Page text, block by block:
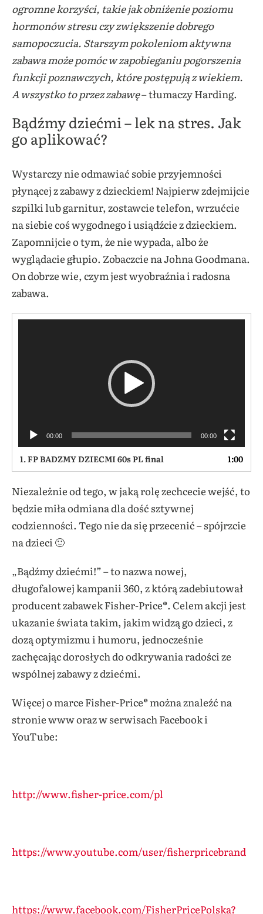
ogromne korzyści, takie jak obniżenie poziomu
hormonów stresu czy zwiększenie dobrego
samopoczucia. Starszym pokoleniom aktywna
zabawa może pomóc w zapobieganiu pogorszenia
funkcji poznawczych, które postępują z wiekiem.
A wszystko to przez zabawę– tłumaczy Harding.
Bądźmy dziećmi – lek na stres. Jak
go aplikować?
Wystarczy nie odmawiać sobie przyjemności
płynącej z zabawy z dzieckiem! Najpierw zdejmijcie
szpilki lub garnitur, zostawcie telefon, wrzućcie
na siebie coś wygodnego i usiądźcie z dzieckiem.
Zapomnijcie o tym, że nie wypada, albo że
wyglądacie głupio. Zobaczcie na Johna Goodmana.
On dobrze wie, czym jest wyobraźnia i radosna
zabawa.
00:00 00:00
1.FP BADZMY DZIECMI 60s PL final 1:00
Niezależnie od tego, w jaką rolę zechcecie wejść, to
będzie miła odmiana dla dość sztywnej
codzienności. Tego nie da się przecenić – spójrzcie
na dzieci 🙂
„Bądźmy dziećmi!” – to nazwa nowej,
długofalowej kampanii 360, z którą zadebiutował
producent zabawek Fisher-Price®. Celem akcji jest
ukazanie świata takim, jakim widzą go dzieci, z
dozą optymizmu i humoru, jednocześnie
zachęcając dorosłych do odkrywania radości ze
wspólnej zabawy z dziećmi.
Więcej o marce Fisher-Price® można znaleźć na
stronie www oraz w serwisach Facebook i
YouTube:
http://www.fisher-price.com/pl
https://www.youtube.com/user/fisherpricebrand
https://www.facebook.com/FisherPricePolska?